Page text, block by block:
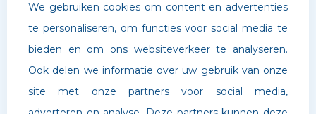
We gebruiken cookies om content en advertenties
te personaliseren, om functies voor social media te
bieden en om ons websiteverkeer te analyseren.
Ook delen we informatie over uw gebruik van onze
site met onze partners voor social media,